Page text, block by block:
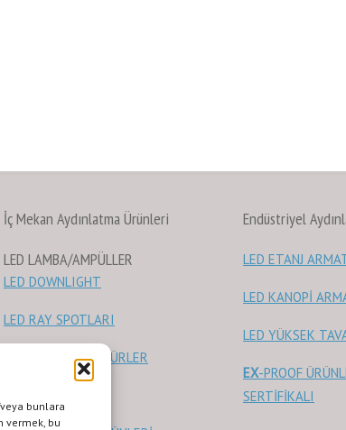
bunlara
vermek, bu
İç Mekan Aydınlatma Ürünleri
LED LAMBA/AMPÜLLER
LED DOWNLIGHT
LED RAY SPOTLARI
LED PANEL ARMATÜRLER
Endüstriyel
LED ETANJ
LED KANOPİ
LED YÜKSEK
EX-PROOF
SERTİFİKALI